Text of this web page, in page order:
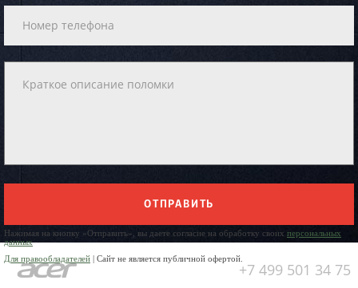
ОТПРАВИТЬ
Нажимая на кнопку «Отправить», вы даете согласие на обработку своих персональных
данных
Для правообладателей | Сайт не является публичной офертой.
+7 499 501 34 75